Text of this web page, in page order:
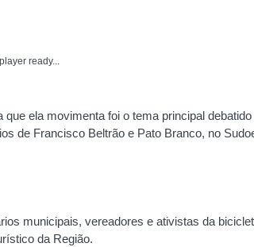
player ready...
que ela movimenta foi o tema principal
de Francisco Beltrão e Pato Branco, no
municipais, vereadores e ativistas da
da Região.